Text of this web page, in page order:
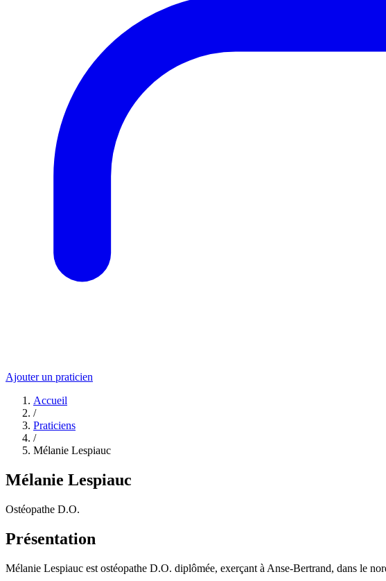
Ajouter un praticien
Accueil
/
Praticiens
/
Mélanie Lespiauc
Mélanie Lespiauc
Ostéopathe D.O.
Présentation
Mélanie Lespiauc est ostéopathe D.O. diplômée, exerçant à Anse-Bertrand, dans le